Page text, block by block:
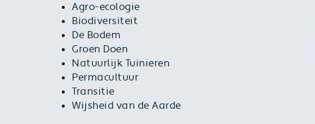
Agro-ecologie
Biodiversiteit
De Bodem
Groen Doen
Natuurlijk Tuinieren
Permacultuur
Transitie
Wijsheid van de Aarde